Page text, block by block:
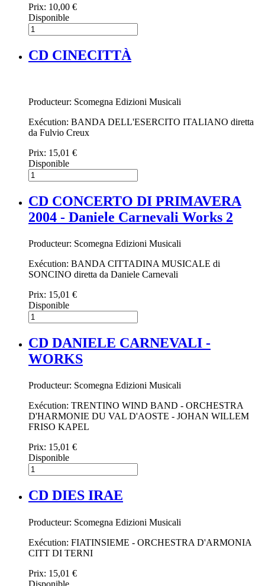
Prix: 10,00 €
Disponible
CD CINECITTÀ
Producteur: Scomegna Edizioni Musicali
Exécution: BANDA DELL'ESERCITO ITALIANO diretta
da Fulvio Creux
Prix: 15,01 €
Disponible
CD CONCERTO DI PRIMAVERA
2004 - Daniele Carnevali Works 2
Producteur: Scomegna Edizioni Musicali
Exécution: BANDA CITTADINA MUSICALE di
SONCINO diretta da Daniele Carnevali
Prix: 15,01 €
Disponible
CD DANIELE CARNEVALI -
WORKS
Producteur: Scomegna Edizioni Musicali
Exécution: TRENTINO WIND BAND - ORCHESTRA
D'HARMONIE DU VAL D'AOSTE - JOHAN WILLEM
FRISO KAPEL
Prix: 15,01 €
Disponible
CD DIES IRAE
Producteur: Scomegna Edizioni Musicali
Exécution: FIATINSIEME - ORCHESTRA D'ARMONIA
CITT DI TERNI
Prix: 15,01 €
Disponible